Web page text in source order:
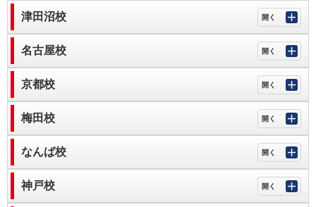
津田沼校
名古屋校
京都校
梅田校
なんば校
神戸校